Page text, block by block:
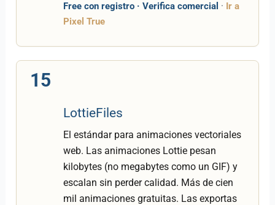
Free con registro · Verifica comercial · Ir a
Pixel True
15
LottieFiles
El estándar para animaciones vectoriales
web. Las animaciones Lottie pesan
kilobytes (no megabytes como un GIF) y
escalan sin perder calidad. Más de cien
mil animaciones gratuitas. Las exportas